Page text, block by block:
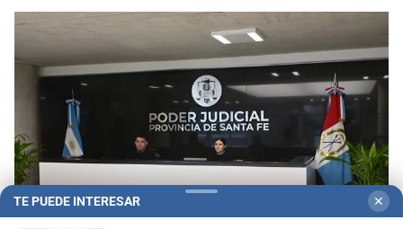
TE PUEDE INTERESAR ✕